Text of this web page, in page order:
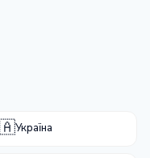
Україна